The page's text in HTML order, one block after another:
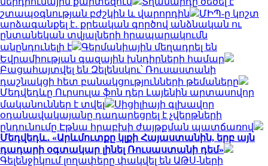
շտապօգնության բժշկին և վարորդին
ՄԻՊ-ը կոշտ
արձագանքել է․ քրեական գործով անձնական ու
ընտանեկան տվյալների հրապարակումն
անընդունելի է
Գերմանիային մեղադրել են
Եվրամիության գազային խնդիրների համար
Բացահայտվել են Զելենսկու՝ Ռուսաստանի
դաշնակցի հետ բանակցությունների թեմաները
Մեդվեդևը Ուրսուլա ֆոն դեր Լայենին արտասովոր
մականուններ է տվել
Սիցիլիայի գլխավոր
օդանավակայանը դադարեցրել է չվերթների
ընդունումը Էթնա հրաբխի ժայթքման պատճառով
Մեդվեդև․ «Արևմուտքը կլքի Հայաստանին, երբ այն
դադարի օգտակար լինել Ռուսաստանի դեմ»
Գելենջիկում լողափերը փակվել են ԱԹՍ-ների